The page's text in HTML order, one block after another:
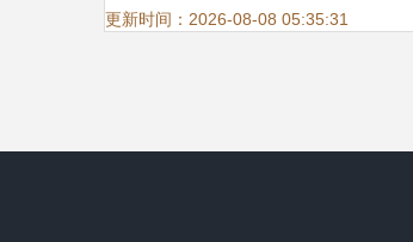
服务新范式
更新时间：2026-08-08 05:35:31